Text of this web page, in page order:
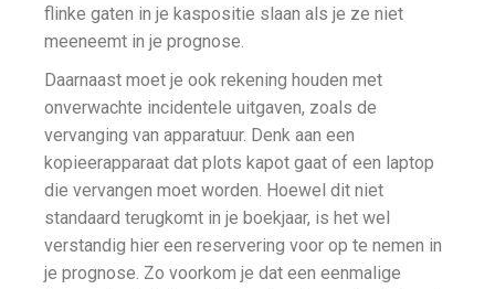
flinke gaten in je kaspositie slaan als je ze niet
meeneemt in je prognose.
Daarnaast moet je ook rekening houden met
onverwachte incidentele uitgaven, zoals de
vervanging van apparatuur. Denk aan een
kopieerapparaat dat plots kapot gaat of een laptop
die vervangen moet worden. Hoewel dit niet
standaard terugkomt in je boekjaar, is het wel
verstandig hier een reservering voor op te nemen in
je prognose. Zo voorkom je dat een eenmalige